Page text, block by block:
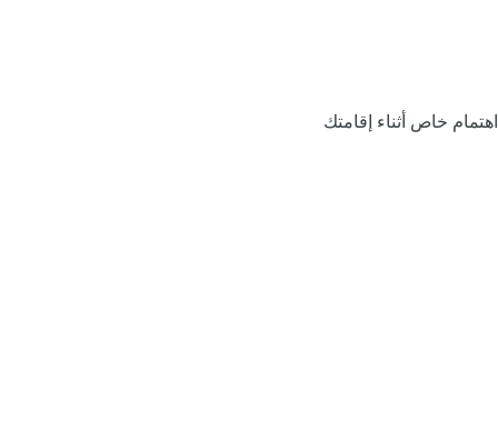
اهتمام خاص أثناء إقامتك